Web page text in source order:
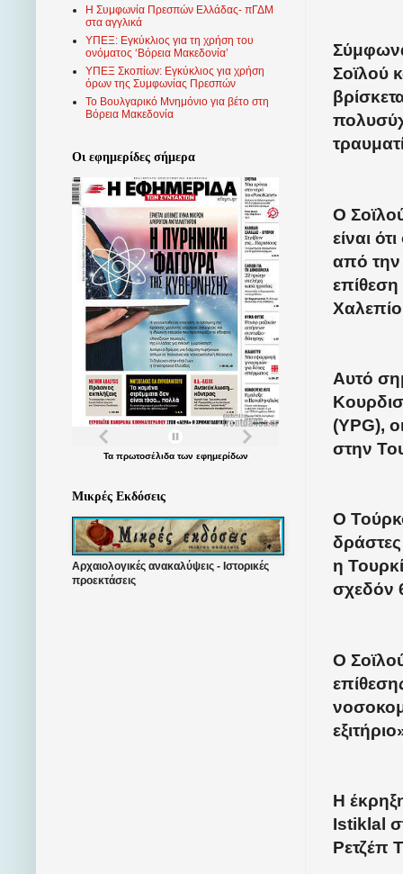
Σοϊλού
Ο
είναι
από την
Αυτό
(YPG),
στην
Ο
η
σχεδόν
Ο
Η
Istiklal
Ρετζέπ
Η Συμφωνία Πρεσπών Ελλάδας- πΓΔΜ
στα αγγλικά
ΥΠΕΞ: Εγκύκλιος για τη χρήση του
ονόματος ‘Βόρεια Μακεδονία’
ΥΠΕΞ Σκοπίων: Εγκύκλιος για χρήση
όρων της Συμφωνίας Πρεσπών
Το Βουλγαρικό Μνημόνιο για βέτο στη
Βόρεια Μακεδονία
Οι εφημερίδες σήμερα
Τα πρωτοσέλιδατων εφημερίδων
Μικρές Εκδόσεις
Αρχαιολογικές ανακαλύψεις - Ιστορικές
προεκτάσεις